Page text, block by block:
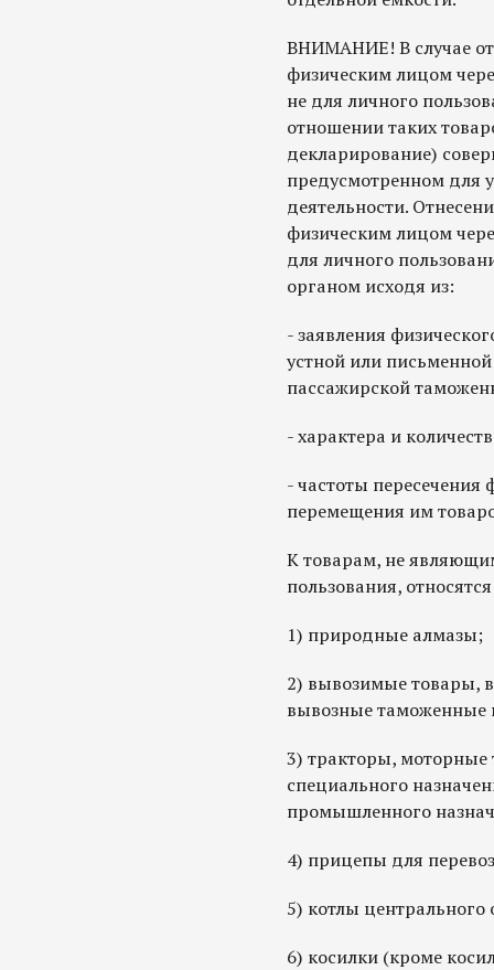
ВНИМАНИЕ! В случае
физическим лицом
не для личного
отношении таких
декларирование)
предусмотренном для
деятельности.
физическим лицом
для личного
органом исходя из:
- заявления
устной или
пассажирской
- характера и
- частоты пересечения
перемещения им
К товарам, не
пользования,
1) природные алмазы;
2) вывозимые товары,
вывозные
3) тракторы, моторные
специального
промышленного
4) прицепы для
5) котлы центрального
6) косилки (кроме